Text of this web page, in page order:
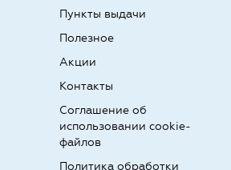
Пункты выдачи
Полезное
Акции
Контакты
Соглашение об
использовании cookie-
файлов
Политика обработки